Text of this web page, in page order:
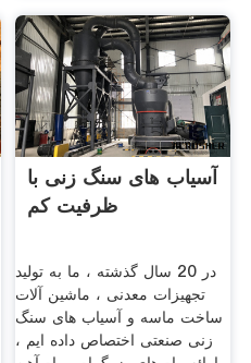
آسیاب های سنگ زنی با
ظرفیت کم
در 20 سال گذشته ، ما به تولید
تجهیزات معدنی ، ماشین آلات
ساخت ماسه و آسیاب های سنگ
زنی صنعتی اختصاص داده ایم ،